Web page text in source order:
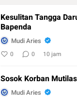
Kesulitan Tangga
Bapenda
Mudi Aries
0 0 10 jam
Sosok Korban
Mudi Aries